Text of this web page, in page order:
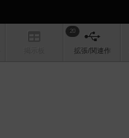
20
拡張/関連作